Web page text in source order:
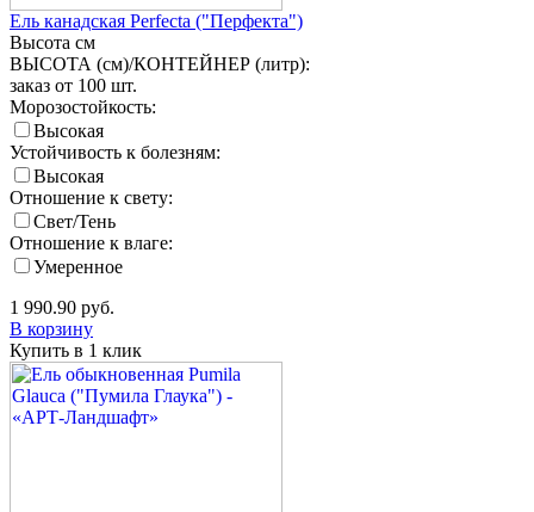
Ель канадская Perfecta ("Перфекта")
Высота см
ВЫСОТА (см)/КОНТЕЙНЕР (литр):
заказ от 100 шт.
Морозостойкость:
Высокая
Устойчивость к болезням:
Высокая
Отношение к свету:
Свет/Тень
Отношение к влаге:
Умеренное
1 990.90 руб.
В корзину
Купить в 1 клик